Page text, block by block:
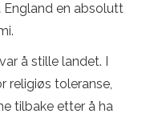
England en absolutt
å stille landet. I
religiøs toleranse,
tilbake etter å ha